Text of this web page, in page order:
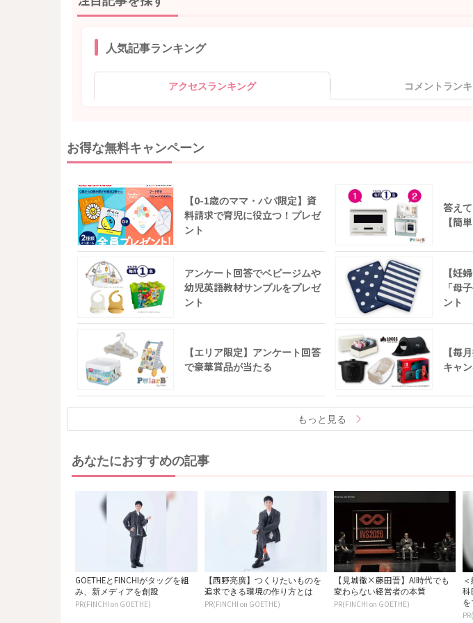
人気記事ランキング
アクセスランキング コメントラン
お得な無料キャンペーン
【0-1歳のママ・パパ限定】資
料請求で育児に役立つ！プレゼ
ント
答え
【簡
アンケート回答でベビージムや
幼児英語教材サンプルをプレゼ
ント
【妊
「母
ント
【エリア限定】アンケート回答
で豪華賞品が当たる
【毎
キャ
もっと見る
あなたにおすすめの記事
GOETHEとFINCHIがタッグを組
み、新メディアを創設
PR(FINCHI on GOETHE)
【西野亮廣】つくりたいものを
追求できる環境の作り方とは
PR(FINCHI on GOETHE)
【見城徹×藤田晋】AI時代でも
変わらない経営者の本質
PR(FINCHI on GOETHE)
科